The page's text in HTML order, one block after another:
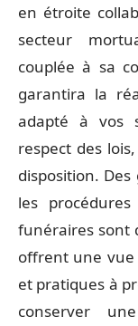
en étroite
secteur
couplée à sa
garantira la
adapté à vos
respect des
disposition.
les
funéraires sont
offrent une vue
et pratiques à
conserver